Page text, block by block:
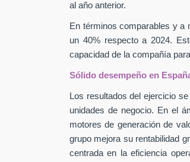
al año anterior.
En términos comparables y a
un 40% respecto a 2024.
capacidad de la compañía
Sólido desempeño en
Los resultados del ejercicio
unidades de negocio. En el
motores de generación de
grupo mejora su rentabilidad
centrada en la eficiencia